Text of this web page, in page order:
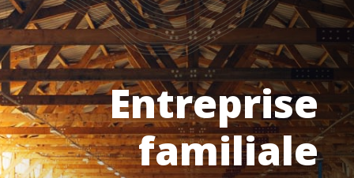
Entreprise
familiale